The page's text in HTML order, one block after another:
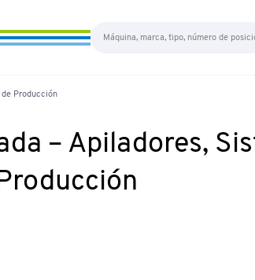
Producción
– Apiladores,